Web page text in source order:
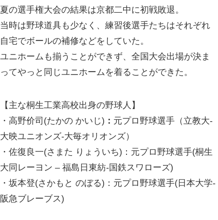
夏の選手権大会の結果は京都二中に初戦敗退。
当時は野球道具も少なく、練習後選手たちはそれぞれ
自宅でボールの補修などをしていた。
ユニホームも揃うことができず、全国大会出場が決ま
ってやっと同じユニホームを着ることができた。
【主な桐生工業高校出身の野球人】
・高野价司(たかの かいじ) ： 元プロ野球選手（立教大-
大映ユニオンズ-大毎オリオンズ）
・佐復良一(さまた りょういち)：元プロ野球選手(桐生
大同レーヨン – 福島日東紡-国鉄スワローズ)
・坂本登(さかもと のぼる)：元プロ野球選手(日本大学-
阪急ブレーブス)